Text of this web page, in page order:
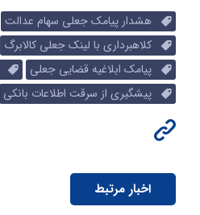
هشدار پیامک جعلی سهام عدالت
کلاهبرداری با لینک جعلی کالابرگ
پیامک ابلاغیه قضایی جعلی
پیشگیری از سرقت اطلاعات بانکی
اخبار مرتبط